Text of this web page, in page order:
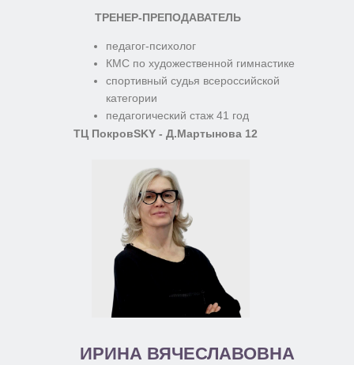
ИРИНА ВЯЧЕСЛАВОВНА
ТРЕНЕР-ПРЕПОДАВАТЕЛЬ
ТЦ ПокровSKY - Д.Мартынова 12
педагог-психолог
КМС по художественной гимнастике
спортивный судья всероссийской
категории
педагогический стаж 41 год